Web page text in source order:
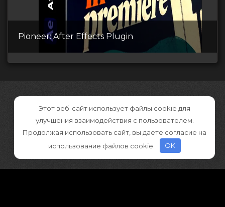
Pioneer: After Effects Plugin
Этот веб-сайт использует файлы cookie для
улучшения взаимодействия с пользователем.
Продолжая использовать сайт, вы даете согласие на
использование файлов cookie.
OK